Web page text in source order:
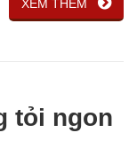
XÊM THÊM
tỏi ngon